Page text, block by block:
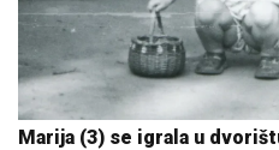
Marija (3) se igrala u